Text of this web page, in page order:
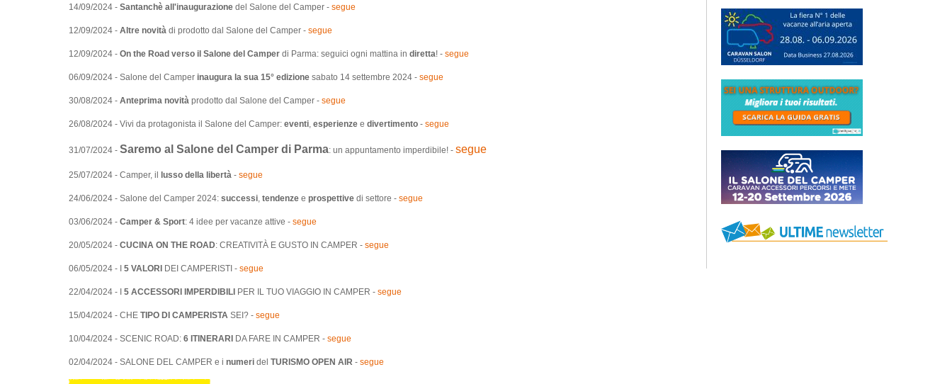
14/09/2024 - Santanchè all'inaugurazione del Salone del Camper - segue
12/09/2024 - Altre novità di prodotto dal Salone del Camper - segue
12/09/2024 - On the Road verso il Salone del Camper di Parma: seguici ogni mattina in diretta! - segue
06/09/2024 - Salone del Camper inaugura la sua 15° edizione sabato 14 settembre 2024 - segue
30/08/2024 - Anteprima novità prodotto dal Salone del Camper - segue
26/08/2024 - Vivi da protagonista il Salone del Camper: eventi, esperienze e divertimento - segue
31/07/2024 - Saremo al Salone del Camper di Parma: un appuntamento imperdibile! - segue
25/07/2024 - Camper, il lusso della libertà - segue
24/06/2024 - Salone del Camper 2024: successi, tendenze e prospettive di settore - segue
03/06/2024 - Camper & Sport: 4 idee per vacanze attive - segue
20/05/2024 - CUCINA ON THE ROAD: CREATIVITÀ E GUSTO IN CAMPER - segue
06/05/2024 - I 5 VALORI DEI CAMPERISTI - segue
22/04/2024 - I 5 ACCESSORI IMPERDIBILI PER IL TUO VIAGGIO IN CAMPER - segue
15/04/2024 - CHE TIPO DI CAMPERISTA SEI? - segue
10/04/2024 - SCENIC ROAD: 6 ITINERARI DA FARE IN CAMPER - segue
02/04/2024 - SALONE DEL CAMPER e i numeri del TURISMO OPEN AIR - segue